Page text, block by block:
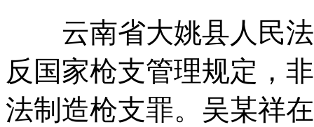
云南省大姚县人民法
反国家枪支管理规定，
法制造枪支罪。吴某祥